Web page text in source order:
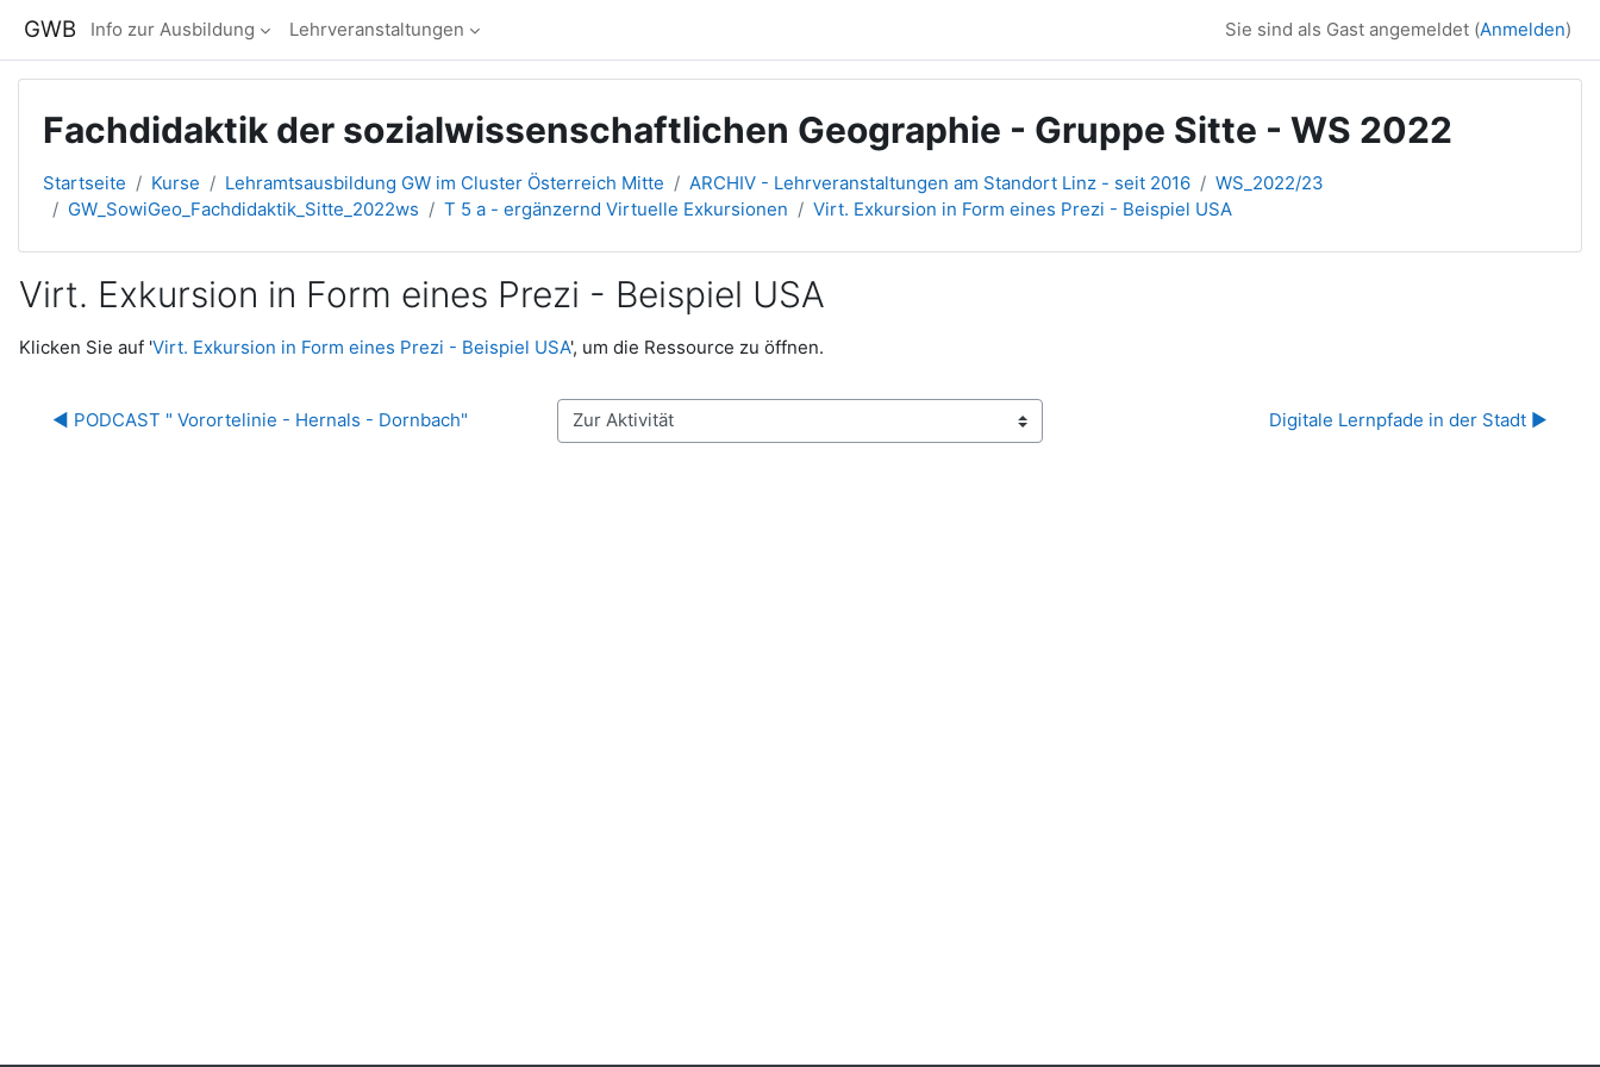
GWB Info zur Ausbildung Lehrveranstaltungen Sie sind als Gast angemeldet (Anmelden)
Fachdidaktik der sozialwissenschaftlichen Geographie - Gruppe Sitte - WS 2022
Startseite Kurse Lehramtsausbildung GW im Cluster Österreich Mitte ARCHIV - Lehrveranstaltungen am Standort Linz - seit 2016
WS_2022/23
GW_SowiGeo_Fachdidaktik_Sitte_2022ws
T 5 a - ergänzernd Virtuelle Exkursionen Virt. Exkursion in Form eines Prezi - Beispiel USA
Virt. Exkursion in Form eines Prezi - Beispiel USA
Abschlussbedingungen
Klicken Sie auf 'Virt. Exkursion in Form eines Prezi - Beispiel USA', um die Ressource zu öffnen.
◀︎ PODCAST " Vorortelinie - Hernals - Dornbach" Zur Aktivität Digitale Lernpfade in der Stadt ▶︎